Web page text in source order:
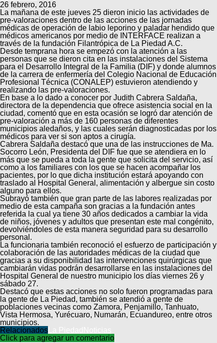
26 febrero, 2016
La mañana de este jueves 25 dieron inicio las actividades de
pre-valoraciones dentro de las acciones de las jornadas
médicas de operación de labio leporino y paladar hendido que
médicos americanos por medio de INTERFACE realizan a
través de la fundación Filantrópica de La Piedad A.C.
Desde temprana hora se empezó con la atención a las
personas que se dieron cita en las instalaciones del Sistema
para el Desarrollo Integral de la Familia (DIF) y donde alumnos
de la carrera de enfermería del Colegio Nacional de Educación
Profesional Técnica (CONALEP) estuvieron atendiendo y
realizando las pre-valoraciones.
En base a lo dado a conocer por Judith Cabrera Saldaña,
directora de la dependencia que ofrece asistencia social en la
ciudad, comentó que en esta ocasión se logró dar atención de
pre-valoración a más de 160 personas de diferentes
municipios aledaños, y las cuales serán diagnosticadas por los
médicos para ver si son aptos a cirugía.
Cabrera Saldaña destacó que una de las instrucciones de Ma.
Socorro León, Presidenta del DIF fue que se atendiera en lo
más que se pueda a toda la gente que solicita del servicio, así
como a los familiares con los que se hacen acompañar los
pacientes, por lo que dicha institución estará apoyando con
traslado al Hospital General, alimentación y albergue sin costo
alguno para ellos.
Subrayó también que gran parte de las labores realizadas por
medio de esta campaña son gracias a la fundación antes
referida la cual ya tiene 30 años dedicados a cambiar la vida
de niños, jóvenes y adultos que presentan este mal congénito,
devolviéndoles de esta manera seguridad para su desarrollo
personal.
La funcionaria también reconoció el esfuerzo de participación y
colaboración de las autoridades médicas de la ciudad que
gracias a su disponibilidad las intervenciones quirúrgicas que
cambiarán vidas podrán desarrollarse en las instalaciones del
Hospital General de nuestro municipio los días viernes 26 y
sábado 27.
Destacó que estas acciones no solo fueron programadas para
la gente de La Piedad, también se atendió a gente de
poblaciones vecinas como Zamora, Penjamillo, Tanhuato,
Vista Hermosa, Yurécuaro, Numarán, Ecuandureo, entre otros
municipios.
Relacionados
Click para agregar un comentario